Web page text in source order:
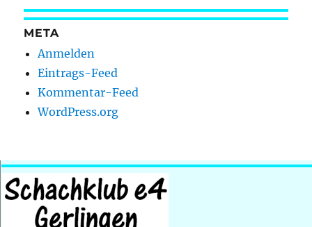
META
Anmelden
Eintrags-Feed
Kommentar-Feed
WordPress.org